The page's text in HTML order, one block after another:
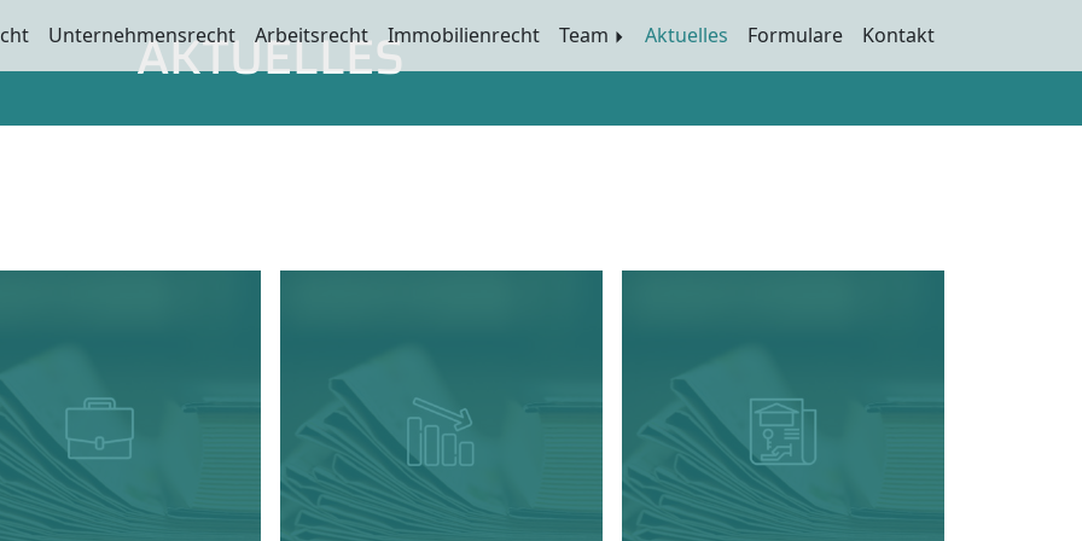
Unternehmensrecht Arbeitsrecht Immobilienrecht Team Aktuelles Formulare Kontakt
AKTUELLES